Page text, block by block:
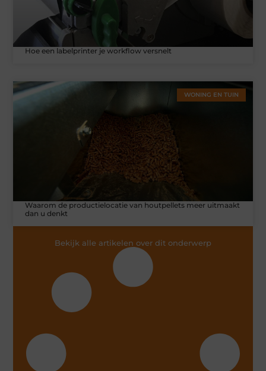
Hoe een labelprinter je workflow versnelt
WONING EN TUIN
Waarom de productielocatie van houtpellets meer uitmaakt
dan u denkt
Bekijk alle artikelen over dit onderwerp